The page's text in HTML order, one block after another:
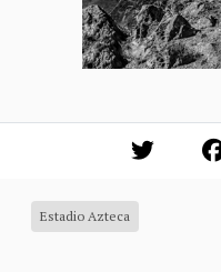
Estadio Azteca